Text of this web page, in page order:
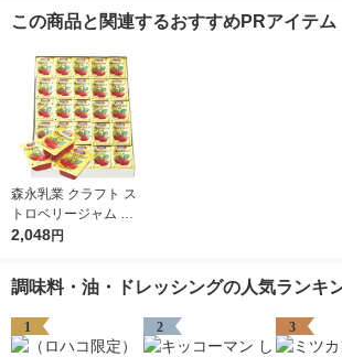
この商品と関連するおすすめPRアイテム
森永乳業 クラフト ス
トロベリージャム （1
4g×50個） 1箱 いちご
装 常温保存
2,048円
調味料・油・ドレッシングの人気ランキ
1 2 3